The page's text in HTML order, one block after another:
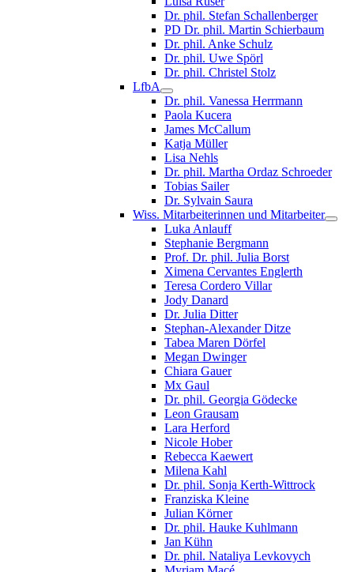
Dr. phil. Stefan Schallenberger
PD Dr. phil. Martin Schierbaum
Dr. phil. Anke Schulz
Dr. phil. Uwe Spörl
Dr. phil. Christel Stolz
LfbA
Dr. phil. Vanessa Herrmann
Paola Kucera
James McCallum
Katja Müller
Lisa Nehls
Dr. phil. Martha Ordaz Schroeder
Tobias Sailer
Dr. Sylvain Saura
Wiss. Mitarbeiterinnen und Mitarbeiter
Luka Anlauff
Stephanie Bergmann
Prof. Dr. phil. Julia Borst
Ximena Cervantes Englerth
Teresa Cordero Villar
Jody Danard
Dr. Julia Ditter
Stephan-Alexander Ditze
Tabea Maren Dörfel
Megan Dwinger
Chiara Gauer
Mx Gaul
Dr. phil. Georgia Gödecke
Leon Grausam
Lara Herford
Nicole Hober
Rebecca Kaewert
Milena Kahl
Dr. phil. Sonja Kerth-Wittrock
Franziska Kleine
Julian Körner
Dr. phil. Hauke Kuhlmann
Jan Kühn
Dr. phil. Nataliya Levkovych